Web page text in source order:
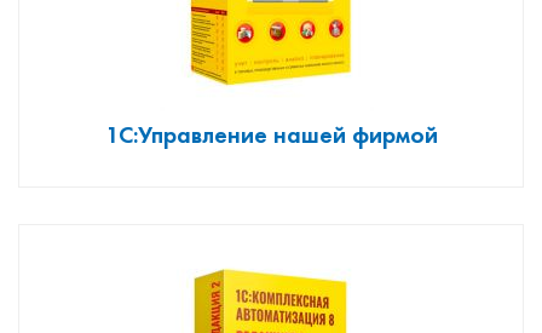
1С:Управление нашей фирмой